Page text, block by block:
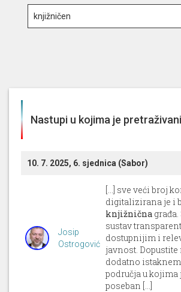
Nastupi u kojima je
10. 7. 2025, 6. sjednica (Sabor)
Josip
Ostrogović
[...] sve veći broj
digitalizirana je i
knjižnična
sustav
dostupnijim i
javnost. Dopustite
dodatno
područja u kojima
poseban [...]